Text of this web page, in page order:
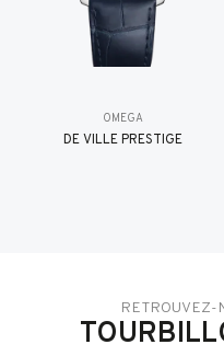
OMEGA
DE VILLE PRESTIGE
RETROUVEZ-